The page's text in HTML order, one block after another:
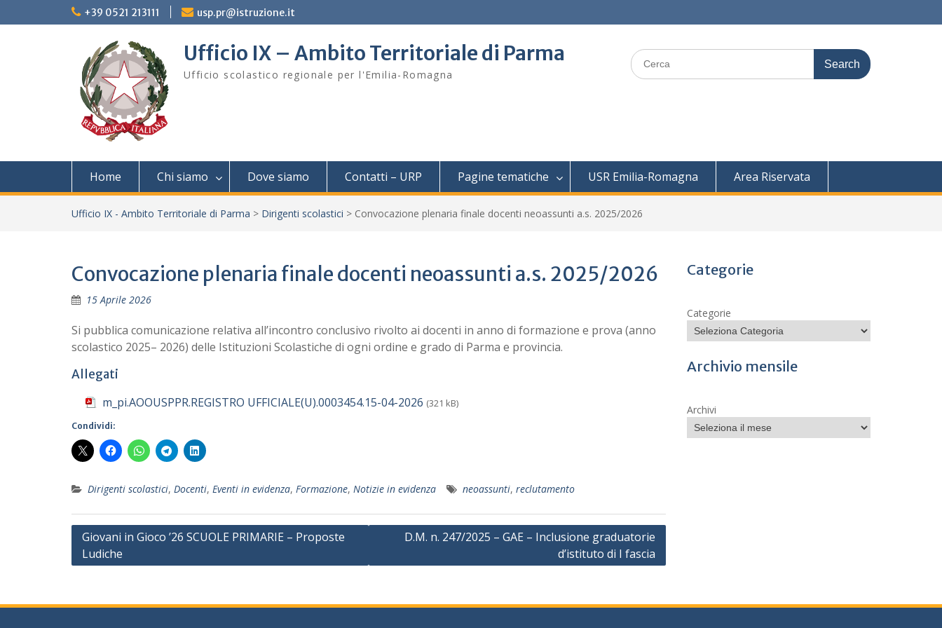
to
+39 0521 213111 usp.pr@istruzione.it
Ufficio IX – Ambito Territoriale di Parma
Ufficio scolastico regionale per l'Emilia-Romagna
Search
for:
Home Chi siamo Dove siamo Contatti – URP Pagine tematiche USR Emilia-Romagna Area Riservata
Ufficio IX - Ambito Territoriale di Parma > Dirigenti scolastici > Convocazione plenaria finale docenti neoassunti a.s. 2025/2026
Convocazione plenaria finale docenti neoassunti a.s. 2025/2026
15 Aprile 2026
Si pubblica comunicazione relativa all’incontro conclusivo rivolto ai docenti in anno di formazione e prova (anno
scolastico 2025– 2026) delle Istituzioni Scolastiche di ogni ordine e grado di Parma e provincia.
Allegati
m_pi.AOOUSPPR.REGISTRO UFFICIALE(U).0003454.15-04-2026 (321 kB)
Condividi:
Dirigenti scolastici, Docenti, Eventi in evidenza, Formazione, Notizie in evidenza neoassunti, reclutamento
Navigazione
articoli
Giovani in Gioco ’26 SCUOLE PRIMARIE – Proposte
Ludiche
D.M. n. 247/2025 – GAE – Inclusione graduatorie
d’istituto di I fascia
Categorie
Categorie
Archivio mensile
Archivi